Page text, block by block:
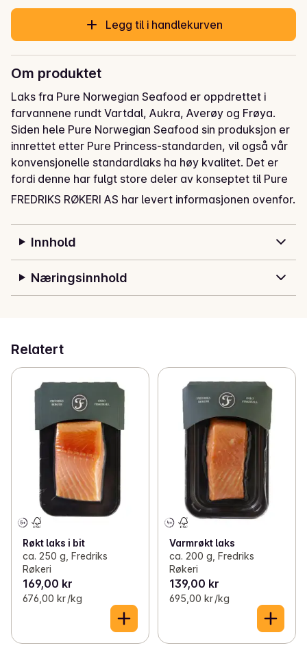
Legg til i handlekurven
Om produktet
Laks fra Pure Norwegian Seafood er oppdrettet i
farvannene rundt Vartdal, Aukra, Averøy og Frøya.
Siden hele Pure Norwegian Seafood sin produksjon er
innrettet etter Pure Princess-standarden, vil også vår
konvensjonelle standardlaks ha høy kvalitet. Det er
fordi denne har fulgt store deler av konseptet til Pure
Princess standard.
FREDRIKS RØKERI AS har levert informasjonen ovenfor.
Innhold
Næringsinnhold
Relatert
Røkt laks i bit
ca. 250 g, Fredriks
Røkeri
169,00 kr
676,00 kr /kg
Varmrøkt laks
ca. 200 g, Fredriks
Røkeri
139,00 kr
695,00 kr /kg